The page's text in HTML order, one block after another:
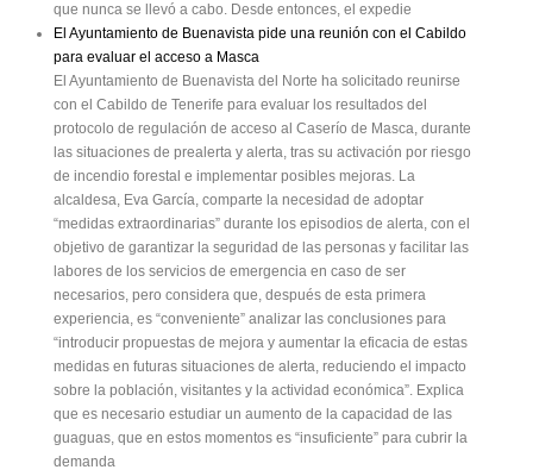
que nunca se llevó a cabo. Desde entonces, el expedie
El Ayuntamiento de Buenavista pide una reunión con el Cabildo
para evaluar el acceso a Masca
El Ayuntamiento de Buenavista del Norte ha solicitado reunirse
con el Cabildo de Tenerife para evaluar los resultados del
protocolo de regulación de acceso al Caserío de Masca, durante
las situaciones de prealerta y alerta, tras su activación por riesgo
de incendio forestal e implementar posibles mejoras. La
alcaldesa, Eva García, comparte la necesidad de adoptar
“medidas extraordinarias” durante los episodios de alerta, con el
objetivo de garantizar la seguridad de las personas y facilitar las
labores de los servicios de emergencia en caso de ser
necesarios, pero considera que, después de esta primera
experiencia, es “conveniente” analizar las conclusiones para
“introducir propuestas de mejora y aumentar la eficacia de estas
medidas en futuras situaciones de alerta, reduciendo el impacto
sobre la población, visitantes y la actividad económica”. Explica
que es necesario estudiar un aumento de la capacidad de las
guaguas, que en estos momentos es “insuficiente” para cubrir la
demanda